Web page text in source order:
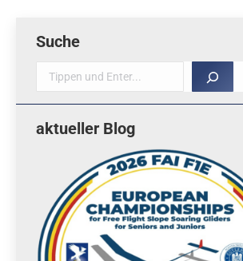
Suche
Suche
aktueller Blog